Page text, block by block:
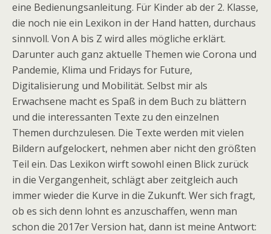
eine Bedienungsanleitung. Für Kinder ab der 2. Klasse,
die noch nie ein Lexikon in der Hand hatten, durchaus
sinnvoll. Von A bis Z wird alles mögliche erklärt.
Darunter auch ganz aktuelle Themen wie Corona und
Pandemie, Klima und Fridays for Future,
Digitalisierung und Mobilität. Selbst mir als
Erwachsene macht es Spaß in dem Buch zu blättern
und die interessanten Texte zu den einzelnen
Themen durchzulesen. Die Texte werden mit vielen
Bildern aufgelockert, nehmen aber nicht den größten
Teil ein. Das Lexikon wirft sowohl einen Blick zurück
in die Vergangenheit, schlägt aber zeitgleich auch
immer wieder die Kurve in die Zukunft. Wer sich fragt,
ob es sich denn lohnt es anzuschaffen, wenn man
schon die 2017er Version hat, dann ist meine Antwort: